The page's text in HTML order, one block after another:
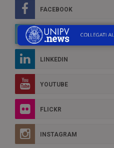
FACEBOOK
TWITTER
LINKEDIN
YOUTUBE
FLICKR
INSTAGRAM